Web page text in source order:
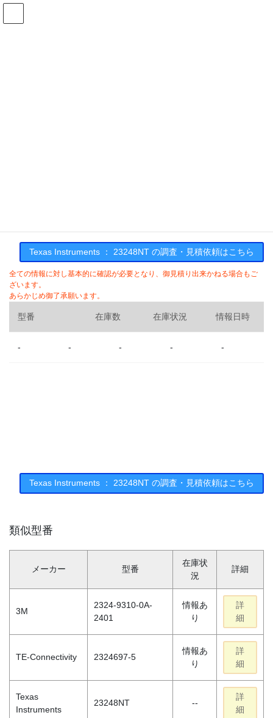
コ
ナ
Texas Instruments ： 23248NT の調査・見積依頼はこちら
全ての情報に対し基本的に確認が必要となり、御見積り出来かねる場合もご
ざいます。
あらかじめ御了承願います。
型番 在庫数 在庫状況 情報日時
- - - - -
Texas Instruments ： 23248NT の調査・見積依頼はこちら
類似型番
メーカー 型番
在庫状
況
詳細
3M
2324-9310-0A-
2401
情報あ
り
詳
細
TE-Connectivity 2324697-5
情報あ
り
詳
細
Texas
Instruments
23248NT --
詳
細